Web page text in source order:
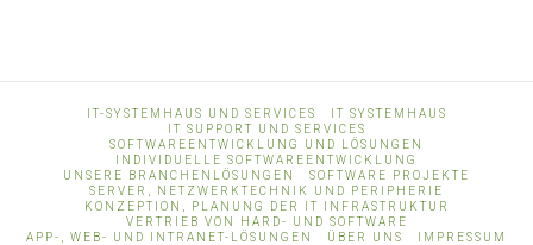
IT-SYSTEMHAUS UND SERVICES
IT SYSTEMHAUS
IT SUPPORT UND SERVICES
SOFTWAREENTWICKLUNG UND LÖSUNGEN
INDIVIDUELLE SOFTWAREENTWICKLUNG
UNSERE BRANCHENLÖSUNGEN
SOFTWARE PROJEKTE
SERVER, NETZWERKTECHNIK UND PERIPHERIE
KONZEPTION, PLANUNG DER IT INFRASTRUKTUR
VERTRIEB VON HARD- UND SOFTWARE
APP-, WEB- UND INTRANET-LÖSUNGEN
ÜBER UNS IMPRESSUM